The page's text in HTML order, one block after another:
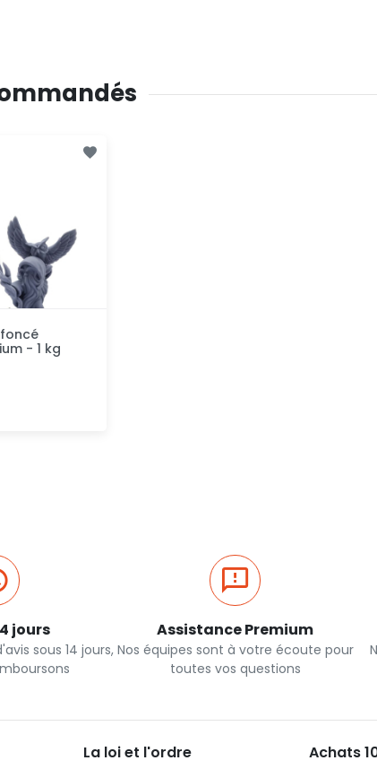
foncé
- 1 kg
jours
sous 14 jours,
Assistance Premium
Nos équipes sont à votre écoute pour
toutes vos questions
La loi et l'ordre Achats